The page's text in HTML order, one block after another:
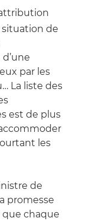
situation de
par les
La liste des
est de plus
les
de
promesse
que chaque